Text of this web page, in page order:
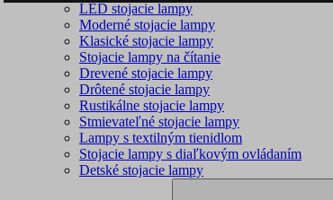
LED stojacie lampy
Moderné stojacie lampy
Klasické stojacie lampy
Stojacie lampy na čítanie
Drevené stojacie lampy
Drôtené stojacie lampy
Rustikálne stojacie lampy
Stmievateľné stojacie lampy
Lampy s textilným tienidlom
Stojacie lampy s diaľkovým ovládaním
Detské stojacie lampy